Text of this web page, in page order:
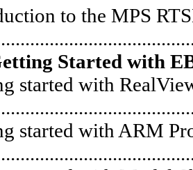
to the MPS
Started with
started with
started with ARM